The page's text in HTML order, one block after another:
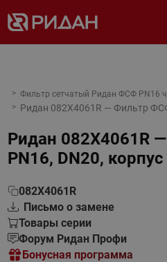
Фильтр сетчатый Ридан ФСФ PN16
Ридан 082X4061R — Фильтр
Ридан 082X4061R
PN16, DN20, корпус
082X4061R
Письмо о замене
Товары серии
Форум Ридан Профи
Бонусная программа